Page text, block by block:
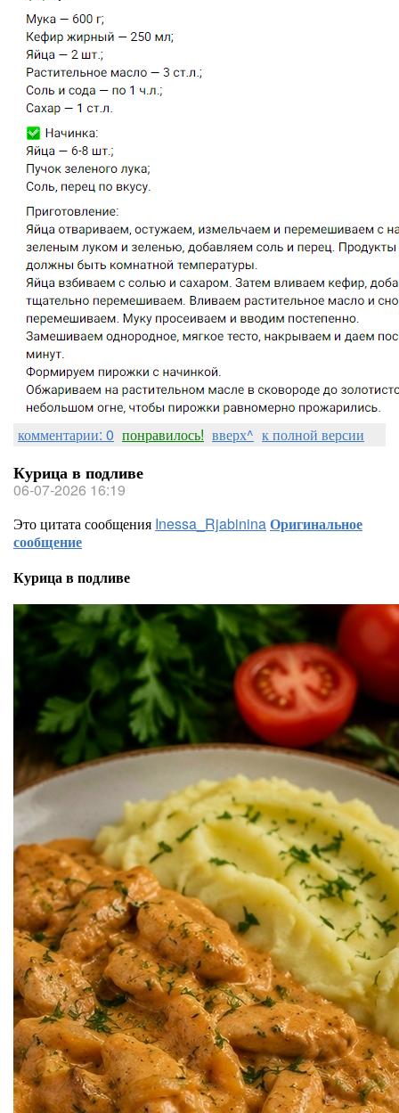
комментарии: 0 понравилось! вверх^ к полной версии
Курица в подливе
06-07-2026 16:19
Это цитата сообщения Inessa_RjabininaОригинальное
сообщение
Курица в подливе